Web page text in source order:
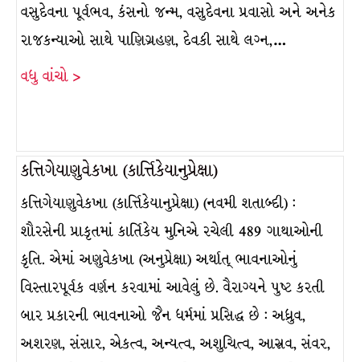
વસુદેવના પૂર્વભવ, કંસનો જન્મ, વસુદેવના પ્રવાસો અને અનેક
રાજકન્યાઓ સાથે પાણિગ્રહણ, દેવકી સાથે લગ્ન,…
વધુ વાંચો >
કત્તિગેયાણુવેકખા (કાર્ત્તિકેયાનુપ્રેક્ષા)
કત્તિગેયાણુવેકખા (કાર્ત્તિકેયાનુપ્રેક્ષા) (નવમી શતાબ્દી) :
શૌરસેની પ્રાકૃતમાં કાર્તિકેય મુનિએ રચેલી 489 ગાથાઓની
કૃતિ. એમાં અણુવેકખા (અનુપ્રેક્ષા) અર્થાત્ ભાવનાઓનું
વિસ્તારપૂર્વક વર્ણન કરવામાં આવેલું છે. વૈરાગ્યને પુષ્ટ કરતી
બાર પ્રકારની ભાવનાઓ જૈન ધર્મમાં પ્રસિદ્ધ છે : અધ્રુવ,
અશરણ, સંસાર, એકત્વ, અન્યત્વ, અશુચિત્વ, આસ્રવ, સંવર,